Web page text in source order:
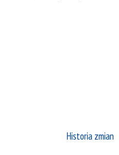
Historia zmian